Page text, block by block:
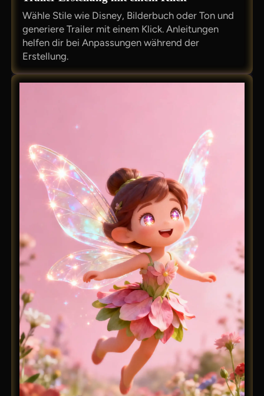
Wähle Stile wie Disney, Bilderbuch oder Ton und
generiere Trailer mit einem Klick. Anleitungen
helfen dir bei Anpassungen während der
Erstellung.